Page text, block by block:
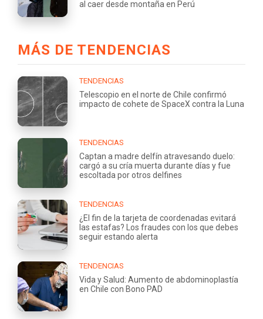
al caer desde montaña en Perú
MÁS DE TENDENCIAS
TENDENCIAS
Telescopio en el norte de Chile confirmó
impacto de cohete de SpaceX contra la Luna
TENDENCIAS
Captan a madre delfín atravesando duelo:
cargó a su cría muerta durante días y fue
escoltada por otros delfines
TENDENCIAS
¿El fin de la tarjeta de coordenadas evitará
las estafas? Los fraudes con los que debes
seguir estando alerta
TENDENCIAS
Vida y Salud: Aumento de abdominoplastía
en Chile con Bono PAD